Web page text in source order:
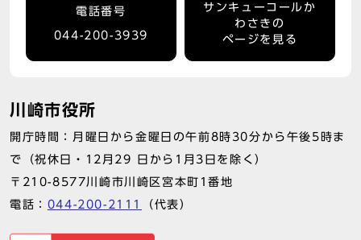
電話番号
044-200-3939
サンキューコールか
わさきの
ページを見る
川崎市役所
開庁時間：月曜日から金曜日の午前8時30分から午後5時ま
で（祝休日・12月29 日から1月3日を除く）
〒210-8577川崎市川崎区宮本町1番地
電話： 044-200-2111 （代表）